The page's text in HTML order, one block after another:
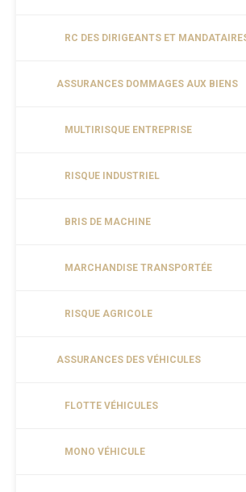
RC DES DIRIGEANTS ET
ASSURANCES DOMMAGES AUX BIENS
MULTIRISQUE ENTREPRISE
RISQUE INDUSTRIEL
BRIS DE MACHINE
MARCHANDISE TRANSPORTÉE
RISQUE AGRICOLE
ASSURANCES DES VÉHICULES
FLOTTE VÉHICULES
MONO VÉHICULE